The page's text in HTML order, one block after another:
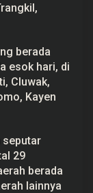
berada
esok hari, di
Cluwak,
Kayen
seputar
29
berada
lainnya